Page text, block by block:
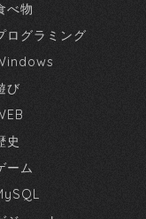
べ物
ログラミング
び
史
ーム